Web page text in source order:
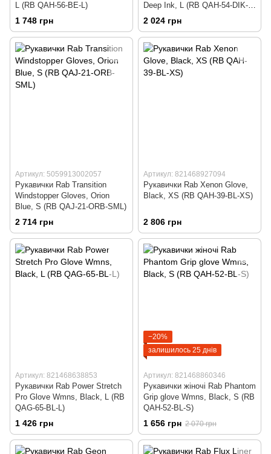
L (RB QAH-56-BE-L)
1 748 грн
Deep Ink, L (RB QAH-54-DIK-
LRG)
2 024 грн
Артикул: 5059913002057
Рукавички Rab Transition
Windstopper Gloves, Orion
Blue, S (RB QAJ-21-ORB-SML)
2 714 грн
Артикул: 821468927094
Рукавички Rab Xenon Glove,
Black, XS (RB QAH-39-BL-XS)
2 806 грн
Артикул: 821468638853
Рукавички Rab Power Stretch
Pro Glove Wmns, Black, L (RB
QAG-65-BL-L)
1 426 грн
−20%
залишилось 25 днів
Артикул: 821468860346
Рукавички жіночі Rab Phantom
Grip glove Wmns, Black, S (RB
QAH-52-BL-S)
1 656 грн 2 070 грн